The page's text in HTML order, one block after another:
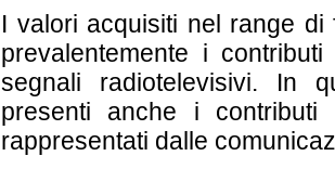
I valori acquisiti nel range
prevalentemente i
segnali radiotelevisivi. In
presenti anche i contributi
rappresentati dalle